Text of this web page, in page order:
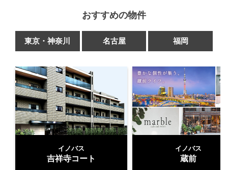
おすすめの物件
東京・神奈川 名古屋 福岡
イノバス
吉祥寺コート
イノバス
蔵前